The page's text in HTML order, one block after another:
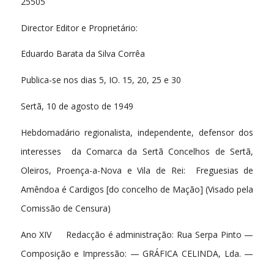
Director Editor e Proprietário:
Eduardo Barata da Silva Corrêa
Publica-se nos dias 5, IO. 15, 20, 25 e 30
Sertã, 10 de agosto de 1949
Hebdomadário regionalista, independente, defensor dos
interesses da Comarca da Sertã Concelhos de Sertã,
Oleiros, Proença-a-Nova e Vila de Rei: Freguesias de
Amêndoa é Cardigos [do concelho de Mação] (Visado pela
Comissão de Censura)
Ano XIV Redacção é administração: Rua Serpa Pinto —
Composição e Impressão: — GRÁFICA CELINDA, Lda. —